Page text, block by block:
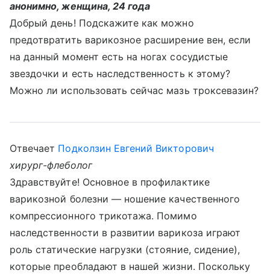
анонимно, женщина, 24 года
Добрый день! Подскажите как можно
предотвратить варикозное расширение вен, если
на данный момент есть на ногах сосудистые
звездочки и есть наследственность к этому?
Можно ли использовать сейчас мазь троксевазин?
Отвечает Подколзин Евгений Викторович
хирург-флеболог
Здравствуйте! Основное в профилактике
варикозной болезни — ношение качественного
компрессионного трикотажа. Помимо
наследственности в развитии варикоза играют
роль статические нагрузки (стояние, сидение),
которые преобладают в нашей жизни. Поскольку